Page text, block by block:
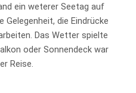
ein weterer Seetag auf
Gelegenheit, die Eindrücke
Das Wetter spielte
oder Sonnendeck war
Reise.